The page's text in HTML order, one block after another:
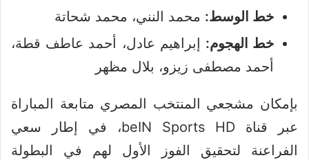
خط الوسط: محمد النني، محمد شحاتة
خط الهجوم: إبراهيم عادل، أحمد عاطف قطة،
أحمد مصطفى زيزو، بلال مظهر
بإمكان مشجعي المنتخب المصري متابعة المباراة
عبر قناة beIN Sports HD، في إطار سعي
الفراعنة لتحقيق الفوز الأول لهم في البطولة